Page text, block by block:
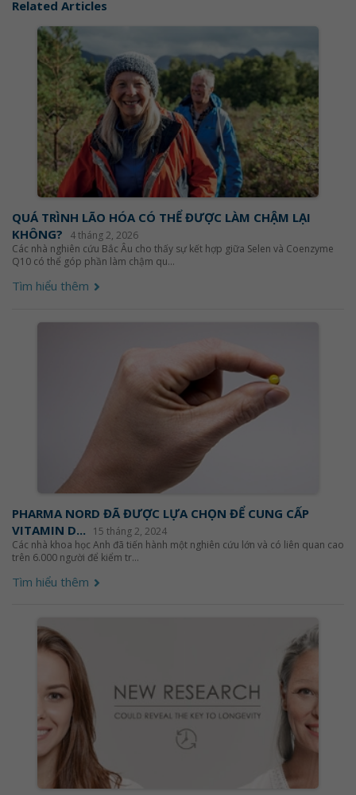
Related Articles
QUÁ TRÌNH LÃO HÓA CÓ THỂ ĐƯỢC LÀM CHẬM LẠI
KHÔNG?
4 tháng 2, 2026
Các nhà nghiên cứu Bắc Âu cho thấy sự kết hợp giữa Selen và Coenzyme
Q10 có thể góp phần làm chậm qu...
Tìm hiểu thêm
PHARMA NORD ĐÃ ĐƯỢC LỰA CHỌN ĐỂ CUNG CẤP
VITAMIN D...
15 tháng 2, 2024
Các nhà khoa học Anh đã tiến hành một nghiên cứu lớn và có liên quan cao
trên 6.000 người để kiểm tr...
Tìm hiểu thêm